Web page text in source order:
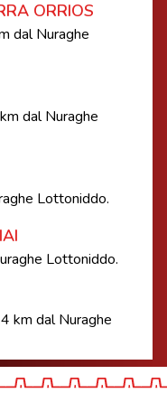
ORRIOS
dal Nuraghe
dal Nuraghe
Lottoniddo.
Lottoniddo.
km dal Nuraghe